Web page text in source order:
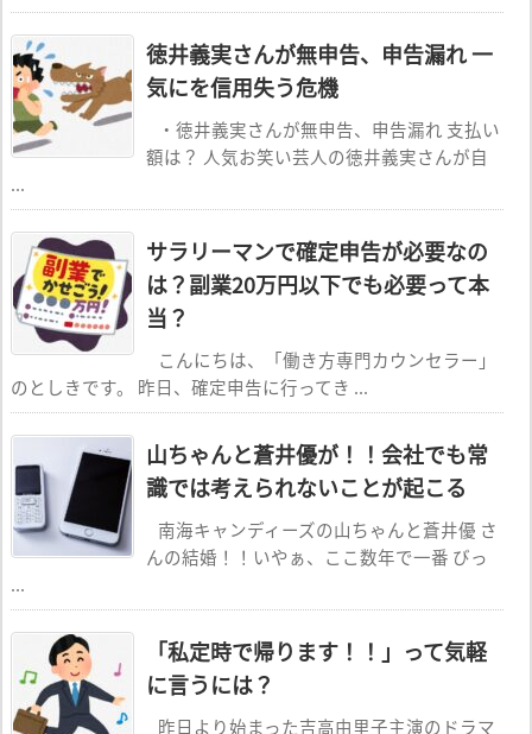
徳井義実さんが無申告、申告漏れ 一
気にを信用失う危機
・徳井義実さんが無申告、申告漏れ 支払い
額は？ 人気お笑い芸人の徳井義実さんが自
...
サラリーマンで確定申告が必要なの
は？副業20万円以下でも必要って本
当？
こんにちは、「働き方専門カウンセラー」
のとしきです。 昨日、確定申告に行ってき ...
山ちゃんと蒼井優が！！会社でも常
識では考えられないことが起こる
南海キャンディーズの山ちゃんと蒼井優 さ
んの結婚！！いやぁ、ここ数年で一番 びっ
...
「私定時で帰ります！！」って気軽
に言うには？
昨日より始まった吉高由里子主演のドラマ